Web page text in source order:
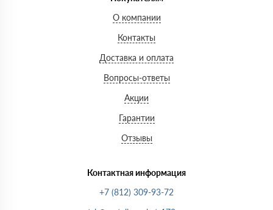
О компании
Контакты
Доставка и оплата
Вопросы-ответы
Акции
Гарантии
Отзывы
Контактная информация
+7 (812) 309-93-72